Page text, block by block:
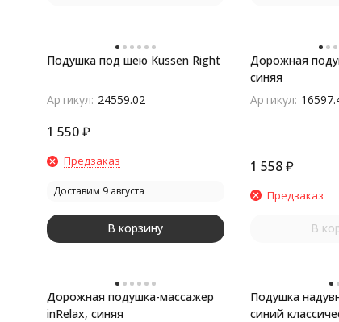
Подушка под шею Kussen Right
Артикул: 24559.02
1 550 ₽
Предзаказ
Доставим 9 августа
В корзину
Дорожная
синяя
Артикул:
1 558₽
Предзаказ
В
Дорожная подушка-массажер
inRelax, синяя
Подушка
синий